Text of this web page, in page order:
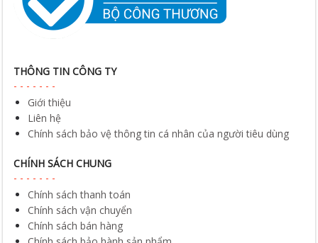
THÔNG TIN CÔNG TY
Giới thiệu
Liên hệ
Chính sách bảo vệ thông tin cá nhân của người tiêu dùng
CHÍNH SÁCH CHUNG
Chính sách thanh toán
Chính sách vận chuyển
Chính sách bán hàng